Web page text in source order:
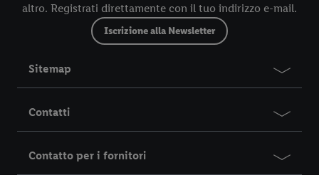
altro. Registrati direttamente con il tuo indirizzo e-mail.
Iscrizione alla Newsletter
Sitemap
Contatti
Contatto per i fornitori